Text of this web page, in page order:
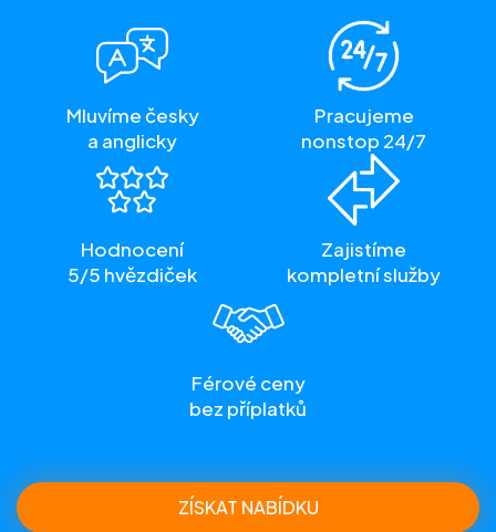
Mluvíme česky
a anglicky
Pracujeme
nonstop 24/7
Hodnocení
5/5 hvězdiček
Zajistíme
kompletní služby
Férové ceny
bez příplatků
ZÍSKAT NABÍDKU